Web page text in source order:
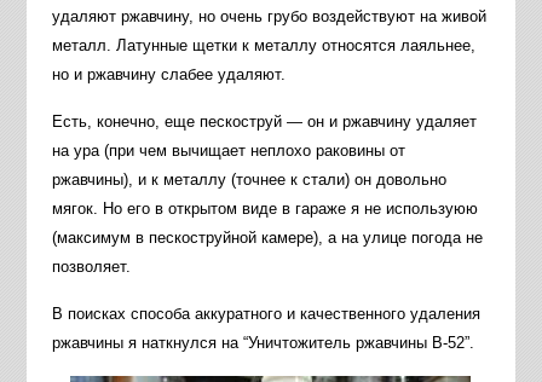
удаляют ржавчину, но очень грубо воздействуют на живой
металл. Латунные щетки к металлу относятся лаяльнее,
но и ржавчину слабее удаляют.
Есть, конечно, еще пескоструй — он и ржавчину удаляет
на ура (при чем вычищает неплохо раковины от
ржавчины), и к металлу (точнее к стали) он довольно
мягок. Но его в открытом виде в гараже я не используюю
(максимум в пескоструйной камере), а на улице погода не
позволяет.
В поисках способа аккуратного и качественного удаления
ржавчины я наткнулся на “Уничтожитель ржавчины В-52”.